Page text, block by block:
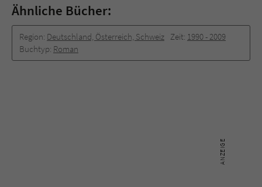
Ähnliche Bücher:
Region: Deutschland, Österreich, Schweiz Zeit: 1990 -­ 2009
Buchtyp: Roman